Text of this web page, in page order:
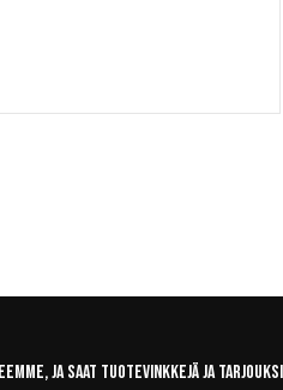
ja saat tuotevinkkejä ja